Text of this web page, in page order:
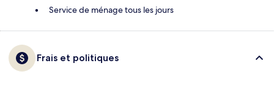
Service de ménage tous les jours
Frais et politiques